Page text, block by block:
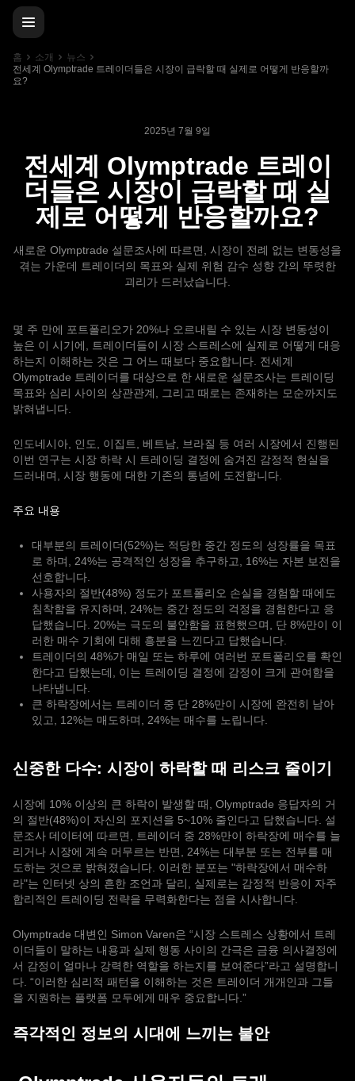
홈 소개
뉴스
전세계 Olymptrade 트레이더들은 시장이 급락할 때 실제로 어떻게 반응할까
요?
2025년 7월 9일
전세계 Olymptrade 트레이
더들은 시장이 급락할 때 실
제로 어떻게 반응할까요?
새로운 Olymptrade 설문조사에 따르면, 시장이 전례 없는 변동성을
겪는 가운데 트레이더의 목표와 실제 위험 감수 성향 간의 뚜렷한
괴리가 드러났습니다.
몇 주 만에 포트폴리오가 20%나 오르내릴 수 있는 시장 변동성이
높은 이 시기에, 트레이더들이 시장 스트레스에 실제로 어떻게 대응
하는지 이해하는 것은 그 어느 때보다 중요합니다. 전세계
Olymptrade 트레이더를 대상으로 한 새로운 설문조사는 트레이딩
목표와 심리 사이의 상관관계, 그리고 때로는 존재하는 모순까지도
밝혀냅니다.
인도네시아, 인도, 이집트, 베트남, 브라질 등 여러 시장에서 진행된
이번 연구는 시장 하락 시 트레이딩 결정에 숨겨진 감정적 현실을
드러내며, 시장 행동에 대한 기존의 통념에 도전합니다.
주요 내용
대부분의 트레이더(52%)는 적당한 중간 정도의 성장률을 목표
로 하며, 24%는 공격적인 성장을 추구하고, 16%는 자본 보전을
선호합니다.
사용자의 절반(48%) 정도가 포트폴리오 손실을 경험할 때에도
침착함을 유지하며, 24%는 중간 정도의 걱정을 경험한다고 응
답했습니다. 20%는 극도의 불안함을 표현했으며, 단 8%만이 이
러한 매수 기회에 대해 흥분을 느낀다고 답했습니다.
트레이더의 48%가 매일 또는 하루에 여러번 포트폴리오를 확인
한다고 답했는데, 이는 트레이딩 결정에 감정이 크게 관여함을
나타냅니다.
큰 하락장에서는 트레이더 중 단 28%만이 시장에 완전히 남아
있고, 12%는 매도하며, 24%는 매수를 노립니다.
신중한 다수: 시장이 하락할 때 리스크 줄이기
시장에 10% 이상의 큰 하락이 발생할 때, Olymptrade 응답자의 거
의 절반(48%)이 자신의 포지션을 5~10% 줄인다고 답했습니다. 설
문조사 데이터에 따르면, 트레이더 중 28%만이 하락장에 매수를 늘
리거나 시장에 계속 머무르는 반면, 24%는 대부분 또는 전부를 매
도하는 것으로 밝혀졌습니다. 이러한 분포는 "하락장에서 매수하
라"는 인터넷 상의 흔한 조언과 달리, 실제로는 감정적 반응이 자주
합리적인 트레이딩 전략을 무력화한다는 점을 시사합니다.
Olymptrade 대변인 Simon Varen은 “시장 스트레스 상황에서 트레
이더들이 말하는 내용과 실제 행동 사이의 간극은 금융 의사결정에
서 감정이 얼마나 강력한 역할을 하는지를 보여준다”라고 설명합니
다. “이러한 심리적 패턴을 이해하는 것은 트레이더 개개인과 그들
을 지원하는 플랫폼 모두에게 매우 중요합니다.”
즉각적인 정보의 시대에 느끼는 불안